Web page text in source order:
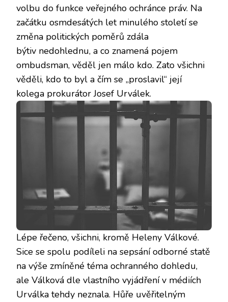
volbu do funkce veřejného ochránce práv. Na
začátku osmdesátých let minulého století se
změna politických poměrů zdála
býtiv nedohlednu, a co znamená pojem
ombudsman, věděl jen málo kdo. Zato všichni
věděli, kdo to byl a čím se „proslavil“ její
kolega prokurátor Josef Urválek.
Lépe řečeno, všichni, kromě Heleny Válkové.
Sice se spolu podíleli na sepsání odborné statě
na výše zmíněné téma ochranného dohledu,
ale Válková dle vlastního vyjádření v médiích
Urválka tehdy neznala. Hůře uvěřitelným